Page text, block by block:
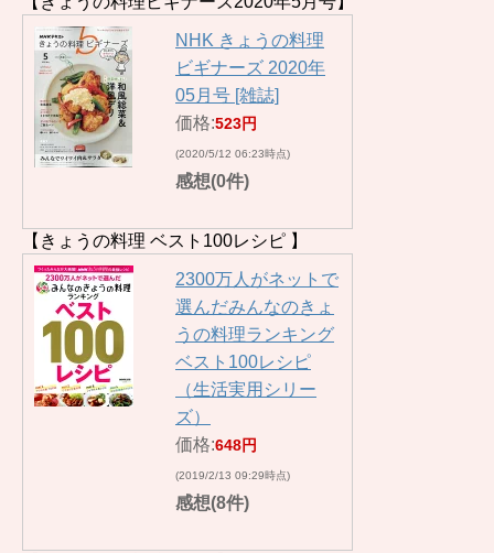
NHK きょうの料理
ビギナーズ 2020年
05月号 [雑誌]
価格:523円
(2020/5/12 06:23時点)
感想(0件)
【きょうの料理 ベスト100レシピ 】
2300万人がネットで
選んだみんなのきょ
うの料理ランキング
ベスト100レシピ
（生活実用シリー
ズ）
価格:648円
(2019/2/13 09:29時点)
感想(8件)